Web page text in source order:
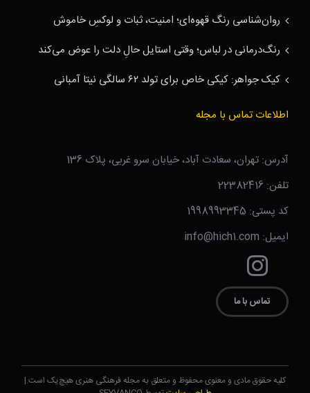
روان‌شناسی رنگ قهوه‌ای؛ امنیت، ثبات و لوکسِ خاموش
رنگ‌درمانی در لباس؛ وقتی استایل حالِ دلت را عوض می‌کند
کیک جواهر: کیکی خاص برای تولد ۶۲ سالگی نیتا آمبانی
اطلاعات تماس با مجله
آدرس: تهران، سعادت آباد، خیابان سرو غربی، پلاک 136
تلفن: 22382416
کد پستی: 1998993345
ایمیل: info@hich1.com
تماس با ما
کلیه حقوق مادی و معنوی محفوظ و متعلق به مجله فرهنگی هنری هیچ‌یک است.|